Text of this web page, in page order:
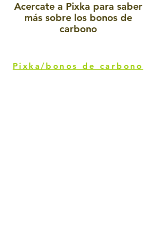
Acercate a Pixka para saber
más sobre los bonos de
carbono
Pixka/bonos de carbono